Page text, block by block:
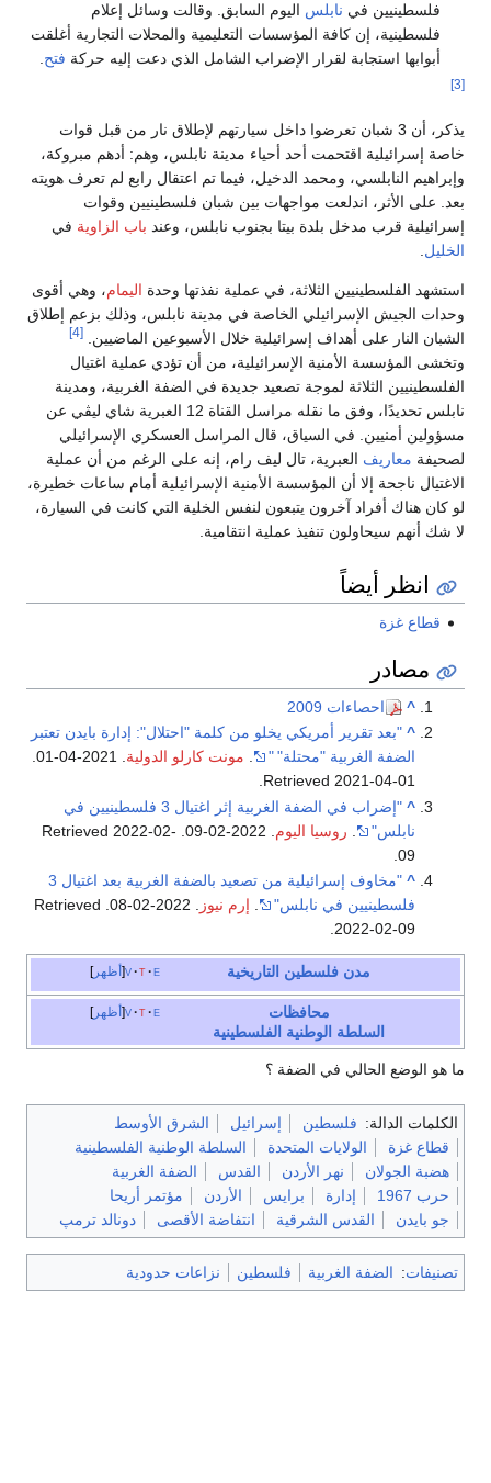
فلسطينيين في نابلس اليوم السابق. وقالت وسائل إعلام
فلسطينية، إن كافة المؤسسات التعليمية والمحلات التجارية أغلقت
أبوابها استجابة لقرار الإضراب الشامل الذي دعت إليه حركة فتح
[3]
يذكر، أن 3 شبان تعرضوا داخل سيارتهم لإطلاق نار من قبل قوات
خاصة إسرائيلية اقتحمت أحد أحياء مدينة نابلس، وهم: أدهم مبروكة،
وإبراهيم النابلسي، ومحمد الدخيل، فيما تم اعتقال رابع لم تعرف هويته
بعد. على الأثر، اندلعت مواجهات بين شبان فلسطينيين وقوات
إسرائيلية قرب مدخل بلدة بيتا بجنوب نابلس، وعند باب الزاوية في
الخليل
استشهد الفلسطينيين الثلاثة، في عملية نفذتها وحدة اليمام، وهي أقوى
وحدات الجيش الإسرائيلي الخاصة في مدينة نابلس، وذلك بزعم إطلاق
الشبان النار على أهداف إسرائيلية خلال الأسبوعين الماضيين.
[4]
وتخشى المؤسسة الأمنية الإسرائيلية، من أن تؤدي عملية اغتيال
الفلسطينيين الثلاثة لموجة تصعيد جديدة في الضفة الغربية، ومدينة
نابلس تحديدًا، وفق ما نقله مراسل القناة 12 العبرية شاي ليڤي عن
مسؤولين أمنيين. في السياق، قال المراسل العسكري الإسرائيلي
لصحيفة معاريف العبرية، تال ليف رام، إنه على الرغم من أن عملية
الاغتيال ناجحة إلا أن المؤسسة الأمنية الإسرائيلية أمام ساعات خطيرة،
لو كان هناك أفراد آخرون يتبعون لنفس الخلية التي كانت في السيارة،
لا شك أنهم سيحاولون تنفيذ عملية انتقامية.
انظر أيضاً
قطاع غزة
مصادر
^
احصاءات 2009
^ "بعد تقرير أمريكي يخلو من كلمة "احتلال": إدارة بايدن تعتبر
الضفة الغربية "محتلة" "
. مونت كارلو الدولية. 2021-04-01
.
Retrieved2021-04-01
.
^
"إضراب في الضفة الغربية إثر اغتيال 3 فلسطينيين في
نابلس"
روسيا اليوم . Retrieved
2022-02-
09
.
^
"مخاوف إسرائيلية من تصعيد بالضفة الغربية بعد اغتيال 3
فلسطينيين في نابلس"
إرم نيوز
. Retrieved
2022-02-09
أظهر v t e مدن فلسطين التاريخية
أظهر v t e
محافظات
السلطة الوطنية الفلسطينية
ما هو الوضع الحالي في الضفة ؟
الكلمات الدالة: فلسطين إسرائيل
الشرق الأوسط
قطاع غزة
الولايات المتحدة
السلطة الوطنية الفلسطينية
هضبة الجولان
نهر الأردن القدس
الضفة الغربية
حرب 1967
إدارة برايس الأردن
مؤتمر أريحا
جو بايدن
القدس الشرقية انتفاضة الأقصى دونالد ترمپ
تصنيفات: الضفة الغربية فلسطين نزاعات حدودية